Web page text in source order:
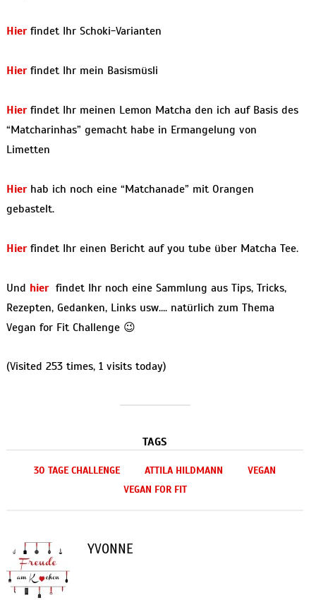
Hier findet Ihr Schoki-Varianten
Hier findet Ihr mein Basismüsli
Hier findet Ihr meinen Lemon Matcha den ich auf Basis des
“Matcharinhas” gemacht habe in Ermangelung von
Limetten
Hier hab ich noch eine “Matchanade” mit Orangen
gebastelt.
Hier findet Ihr einen Bericht auf you tube über Matcha Tee.
Und hier findet Ihr noch eine Sammlung aus Tips, Tricks,
Rezepten, Gedanken, Links usw…. natürlich zum Thema
Vegan for Fit Challenge 😉
(Visited 253 times, 1 visits today)
TAGS
30 TAGE CHALLENGE ATTILA HILDMANN
VEGAN
VEGAN FOR FIT
YVONNE